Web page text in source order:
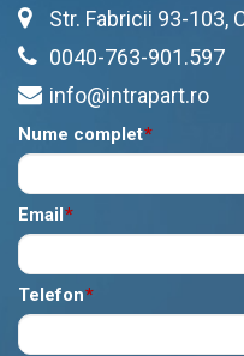
Str. Fabricii 93-103,
0040-763-901.597
info@intrapart.ro
*
Nume complet
*
Email
*
Telefon